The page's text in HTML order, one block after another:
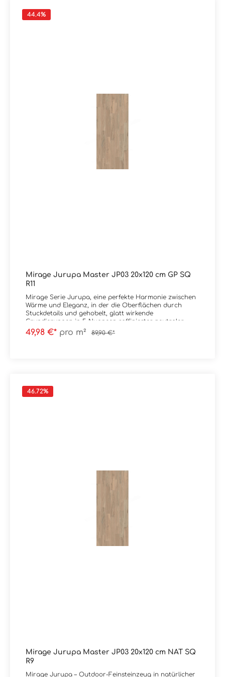
44.4%
Mirage Jurupa Master JP03 20x120 cm GP SQ
R11
Mirage Serie Jurupa, eine perfekte Harmonie zwischen
Wärme und Eleganz, in der die Oberflächen durch
Stuckdetails und gehobelt, glatt wirkende
Grundierungen in 5 Nuancen raffinierter neutraler
Farbtöne bereichert werden.
Material: FeinsteinzeugFormat: 20x120 cmStärke: 9
49,98 €* pro m² 89,90 €*
46.72%
Mirage Jurupa Master JP03 20x120 cm NAT SQ
R9
Mirage Jurupa – Outdoor-Feinsteinzeug in natürlicher